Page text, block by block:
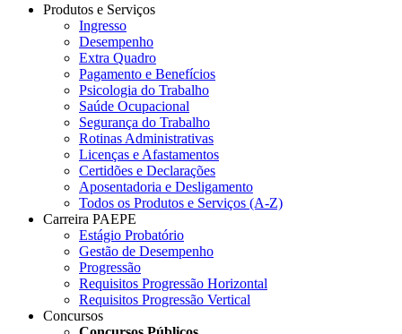
Produtos e Serviços
Ingresso
Desempenho
Extra Quadro
Pagamento e Benefícios
Psicologia do Trabalho
Saúde Ocupacional
Segurança do Trabalho
Rotinas Administrativas
Licenças e Afastamentos
Certidões e Declarações
Aposentadoria e Desligamento
Todos os Produtos e Serviços (A-Z)
Carreira PAEPE
Estágio Probatório
Gestão de Desempenho
Progressão
Requisitos Progressão Horizontal
Requisitos Progressão Vertical
Concursos